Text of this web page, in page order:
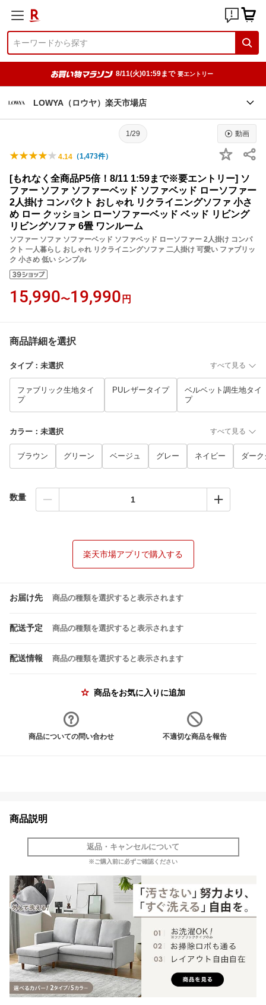
8/11(火)01:59まで 要エントリー
LOWYA（ロウヤ）楽天市場店
1/29 動画
4.14 （1,473件）
[もれなく全商品P5倍！8/11 1:59まで※要エントリー] ソ
ファー ソファ ソファーベッド ソファベッド ローソファー
2人掛け コンパクト おしゃれ リクライニングソファ 小さ
め ロー クッション ローソファーベッド ベッド リビング
リビングソファ 6畳 ワンルーム
ソファー ソファ ソファーベッド ソファベッド ローソファー 2人掛け コンパ
クト 一人暮らし おしゃれ リクライニングソファ 二人掛け 可愛い ファブリッ
ク 小さめ 低い シンプル
15,990〜19,990 円
商品詳細を選択
タイプ： 未選択 すべて見る
ファブリック生地タイ
プ
PUレザータイプ
ベルベット調生地タイ
プ
カラー ： 未選択 すべて見る
ブラウン グリーン ベージュ グレー ネイビー ダー
数量
楽天市場アプリで購入する
お届け先 商品の種類を選択すると表示されます
配送予定 商品の種類を選択すると表示されます
配送情報 商品の種類を選択すると表示されます
商品をお気に入りに追加
商品についての問い合わせ 不適切な商品を報告
商品説明
返品・キャンセルについて
※ご購入前に必ずご確認ください